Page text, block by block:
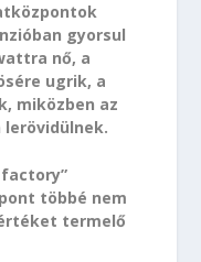
gyorsul
nő, a
ugrik, a
miközben az
többé nem
termelő